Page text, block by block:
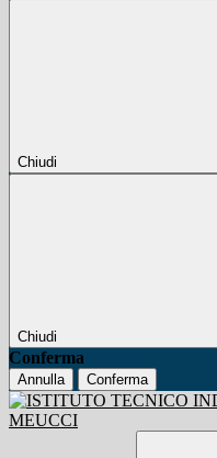
Chiudi
Chiudi
Conferma
Annulla Conferma